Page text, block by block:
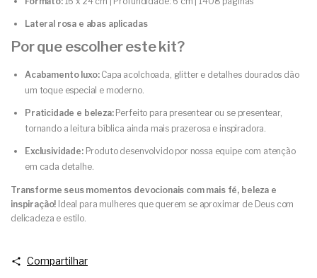
Lateral rosa e abas aplicadas
Por que escolher este kit?
Acabamento luxo:Capa acolchoada, glitter e detalhes dourados dão
um toque especial e moderno.
Praticidade e beleza:Perfeito para presentear ou se presentear,
tornando a leitura bíblica ainda mais prazerosa e inspiradora.
Exclusividade:Produto desenvolvido por nossa equipe com atenção
em cada detalhe.
Transforme seus momentos devocionais com mais fé, beleza e
inspiração! Ideal para mulheres que querem se aproximar de Deus com
delicadeza e estilo.
Compartilhar